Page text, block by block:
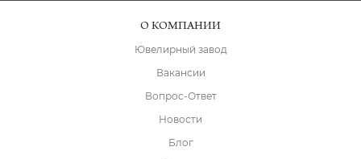
О КОМПАНИИ
Ювелирный завод
Вакансии
Вопрос-Ответ
Новости
Блог